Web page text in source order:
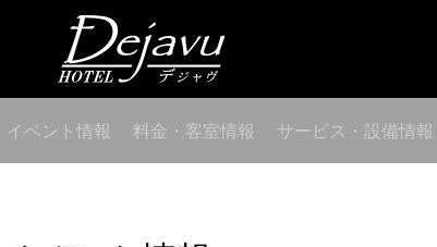
イベント情報 料金・客室情報 サービス・設備情報